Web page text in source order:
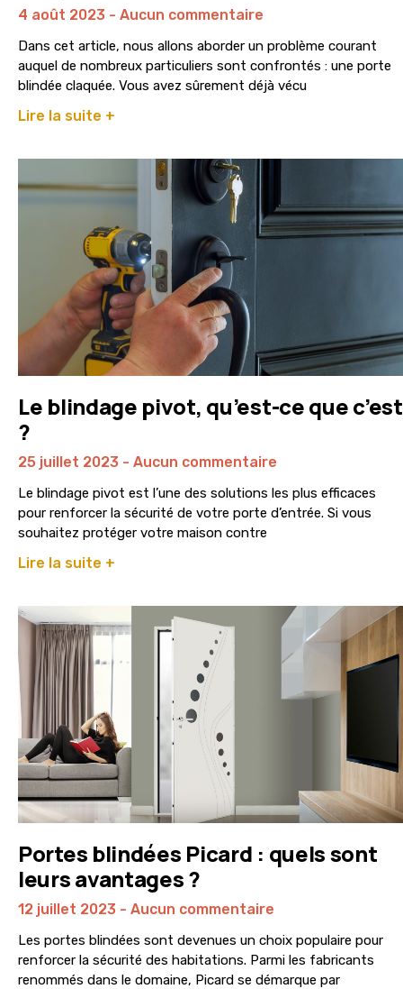
4 août 2023 Aucun commentaire
Dans cet article, nous allons aborder un problème courant
auquel de nombreux particuliers sont confrontés : une porte
blindée claquée. Vous avez sûrement déjà vécu
Lire la suite +
Le blindage pivot, qu’est-ce que c’est
?
25 juillet 2023 Aucun commentaire
Le blindage pivot est l’une des solutions les plus efficaces
pour renforcer la sécurité de votre porte d’entrée. Si vous
souhaitez protéger votre maison contre
Lire la suite +
Portes blindées Picard : quels sont
leurs avantages ?
12 juillet 2023 Aucun commentaire
Les portes blindées sont devenues un choix populaire pour
renforcer la sécurité des habitations. Parmi les fabricants
renommés dans le domaine, Picard se démarque par